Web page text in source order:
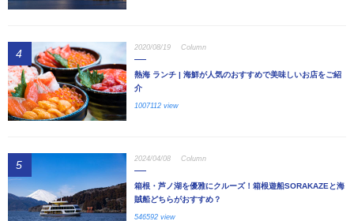
4 2020/08/19 Column
熱海 ランチ | 海鮮が人気のおすすめで美味しいお店をご紹
介
1007112 view
5 2024/04/08 Column
箱根・芦ノ湖を優雅にクルーズ！箱根遊船SORAKAZEと海
賊船どちらがおすすめ？
546592 view